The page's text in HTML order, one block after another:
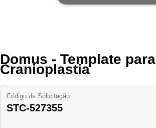
Domus - Template para
Cranioplastia
Código da Solicitação:
STC-527355